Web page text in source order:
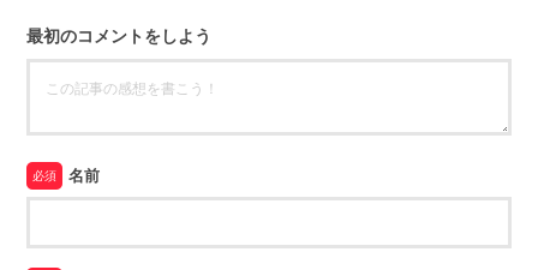
最初のコメントをしよう
必須 名前